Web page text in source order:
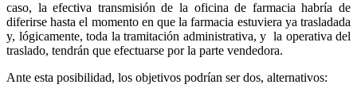
caso, la efectiva transmisión de la oficina de farmacia habría de
diferirse hasta el momento en que la farmacia estuviera ya trasladada
y, lógicamente, toda la tramitación administrativa, y la operativa del
traslado, tendrán que efectuarse por la parte vendedora.
Ante esta posibilidad, los objetivos podrían ser dos, alternativos: